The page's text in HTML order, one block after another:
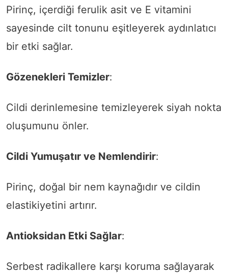
Pirinç, içerdiği ferulik asit ve E vitamini
sayesinde cilt tonunu eşitleyerek aydınlatıcı
bir etki sağlar.
Gözenekleri Temizler:
Cildi derinlemesine temizleyerek siyah nokta
oluşumunu önler.
Cildi Yumuşatır ve Nemlendirir:
Pirinç, doğal bir nem kaynağıdır ve cildin
elastikiyetini artırır.
Antioksidan Etki Sağlar:
Serbest radikallere karşı koruma sağlayarak